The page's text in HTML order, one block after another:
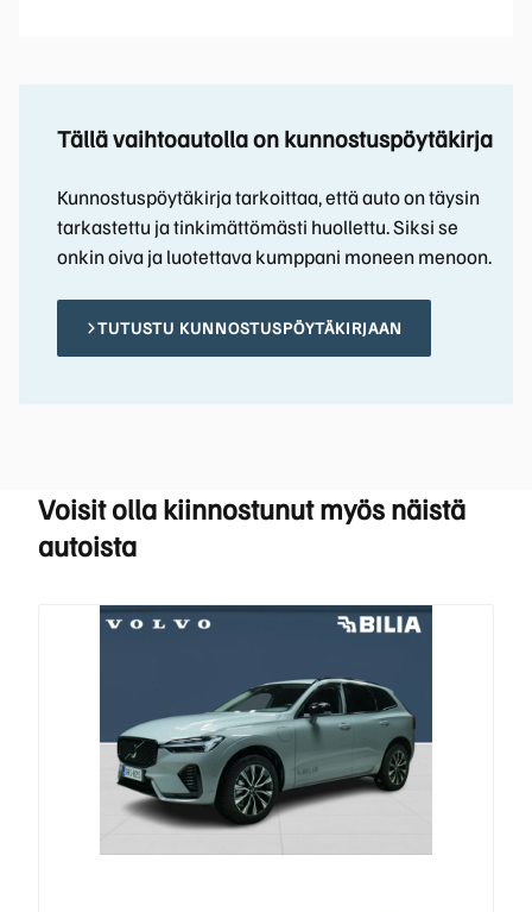
Tällä vaihtoautolla on kunnostuspöytäkirja
Kunnostuspöytäkirja tarkoittaa, että auto on täysin
tarkastettu ja tinkimättömästi huollettu. Siksi se
onkin oiva ja luotettava kumppani moneen menoon.
TUTUSTU KUNNOSTUSPÖYTÄKIRJAAN
Voisit olla kiinnostunut myös näistä
autoista